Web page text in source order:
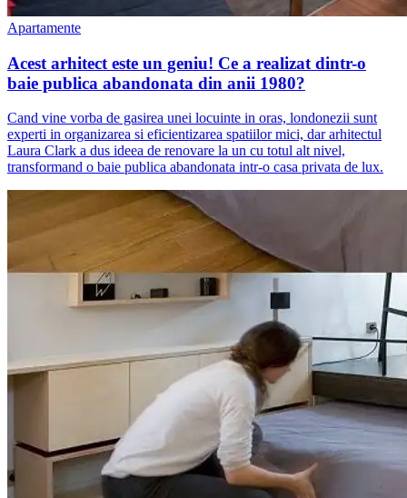
Apartamente
Acest arhitect este un geniu! Ce a realizat dintr-o
baie publica abandonata din anii 1980?
Cand vine vorba de gasirea unei locuinte in oras, londonezii sunt
experti in organizarea si eficientizarea spatiilor mici, dar arhitectul
Laura Clark a dus ideea de renovare la un cu totul alt nivel,
transformand o baie publica abandonata intr-o casa privata de lux.